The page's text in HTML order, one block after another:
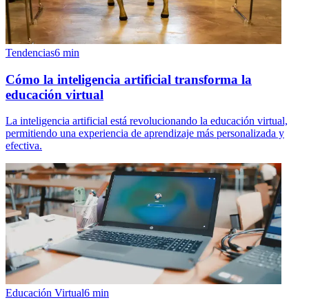
Tendencias6 min
Cómo la inteligencia artificial transforma la
educación virtual
La inteligencia artificial está revolucionando la educación virtual,
permitiendo una experiencia de aprendizaje más personalizada y
efectiva.
Educación Virtual6 min